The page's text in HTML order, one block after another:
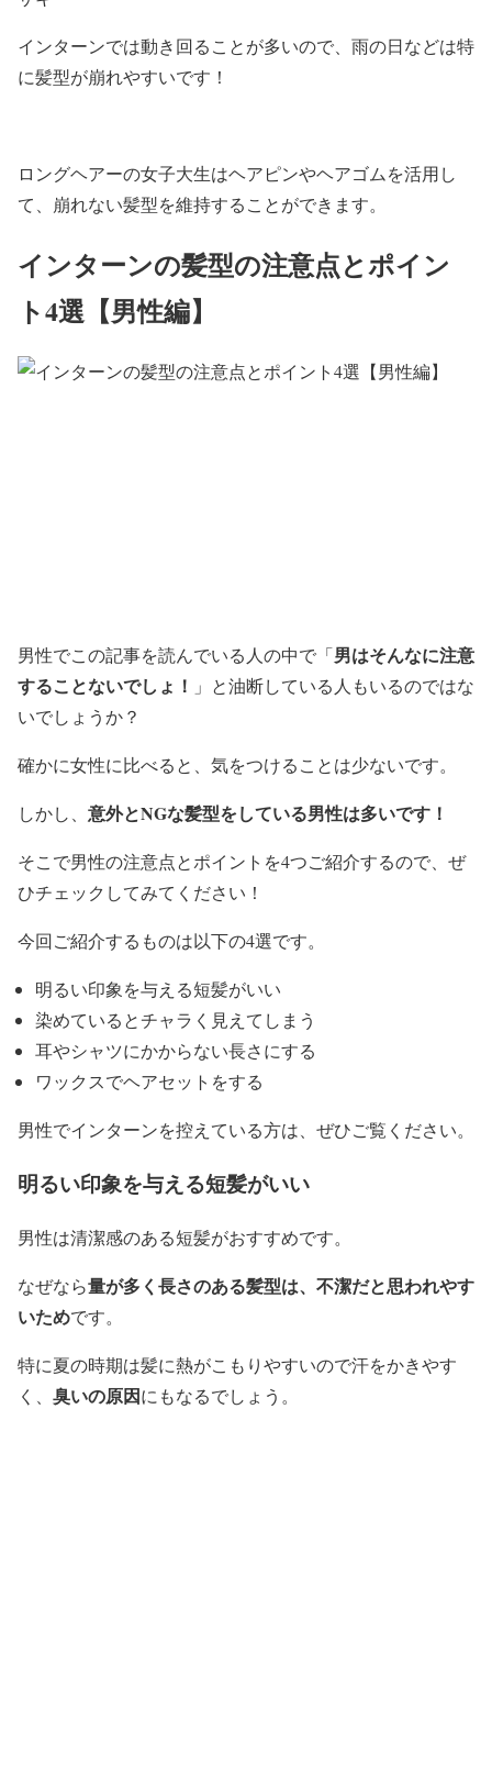
インターンでは動き回ることが多いので、雨の日などは特
に髪型が崩れやすいです！
ロングヘアーの女子大生はヘアピンやヘアゴムを活用し
て、崩れない髪型を維持することができます。
インターンの髪型の注意点とポイン
ト4選【男性編】
男性でこの記事を読んでいる人の中で 「男はそんなに注意
することないでしょ！ 」 と油断している人もいるのではな
いでしょうか？
確かに女性に比べると、気をつけることは少ないです。
しかし、 意外とNGな髪型をしている男性は多いです！
そこで男性の注意点とポイントを4つご紹介するので、ぜ
ひチェックしてみてください！
今回ご紹介するものは以下の4選です。
明るい印象を与える短髪がいい
染めているとチャラく見えてしまう
耳やシャツにかからない長さにする
ワックスでヘアセットをする
男性でインターンを控えている方は、ぜひご覧ください。
明るい印象を与える短髪がいい
男性は清潔感のある短髪がおすすめです。
なぜなら量が多く長さのある髪型は、不潔だと思われやす
いためです。
特に夏の時期は髪に熱がこもりやすいので汗をかきやす
く、 臭いの原因にもなるでしょう。